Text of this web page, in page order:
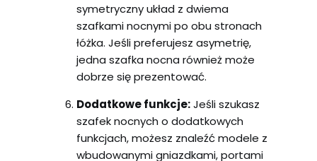
symetryczny układ z dwiema
szafkami nocnymi po obu stronach
łóżka. Jeśli preferujesz asymetrię,
jedna szafka nocna również może
dobrze się prezentować.
Dodatkowe funkcje:Jeśli szukasz
szafek nocnych o dodatkowych
funkcjach, możesz znaleźć modele z
wbudowanymi gniazdkami, portami